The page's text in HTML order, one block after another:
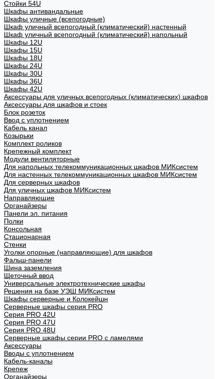
Стойки 54U
Шкафы антивандальные
Шкафы уличные (всепогодные)
Шкаф уличный всепогодный (климатический) настенный
Шкаф уличный всепогодный (климатический) напольный
Шкафы 12U
Шкафы 15U
Шкафы 18U
Шкафы 24U
Шкафы 30U
Шкафы 36U
Шкафы 42U
Аксессуары для уличных всепогодных (климатических) шкафов
Аксессуары для шкафов и стоек
Блок розеток
Ввод с уплотнением
Кабель канал
Козырьки
Комплект роликов
Крепежный комплект
Модули вентиляторные
Для напольных телекоммуникационных шкафов МИКсистем
Для настенных телекоммуникационных шкафов МИКсистем
Для серверных шкафов
Для уличных шкафов МИКсистем
Направляющие
Органайзеры
Панели эл. питания
Полки
Консольная
Стационарная
Стенки
Уголки опорные (направляющие) для шкафов
Фальш-панели
Шина заземления
Щеточный ввод
Универсальные электротехнические шкафы
Решения на базе УЭШ МИКсистем
Шкафы серверные и Колокейшн
Серверные шкафы серия PRO
Серия PRO 42U
Серия PRO 47U
Серия PRO 48U
Серверные шкафы серии PRO с ламелями
Аксессуары
Вводы с уплотнением
Кабель-каналы
Крепеж
Органайзеры